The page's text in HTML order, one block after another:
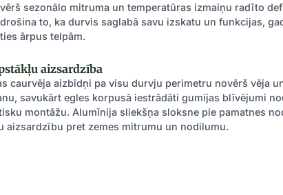
sezonālo mitruma un temperatūras izmaiņu radīto
to, ka durvis saglabā savu izskatu un funkcijas,
ārpus telpām.
aizsardzība
caurvēja aizbīdņi pa visu durvju perimetru novērš vēja
savukārt egles korpusā iestrādāti gumijas blīvējumi
montāžu. Alumīnija sliekšņa sloksne pie pamatnes
aizsardzību pret zemes mitrumu un nodilumu.